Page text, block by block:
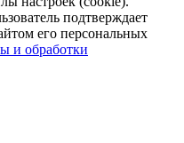
подтверждает
его персональных
и обработки